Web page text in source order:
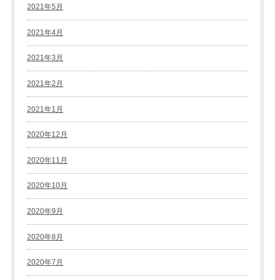
2021年5月
2021年4月
2021年3月
2021年2月
2021年1月
2020年12月
2020年11月
2020年10月
2020年9月
2020年8月
2020年7月